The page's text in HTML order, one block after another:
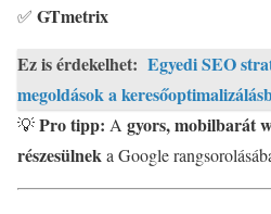
✅ GTmetrix
Ez is érdekelhet: Egyedi SEO
megoldások a
💡Pro tipp: A gyors, mobilbarát
részesülneka Google